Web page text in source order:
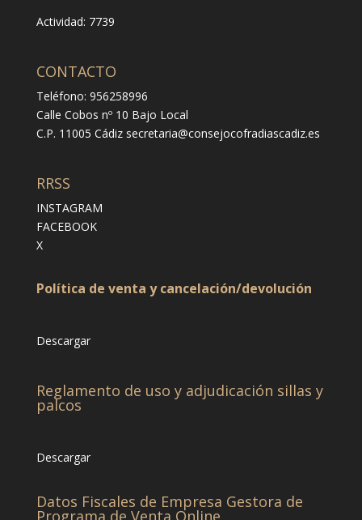
Actividad: 7739
CONTACTO
Teléfono: 956258996
Calle Cobos nº 10 Bajo Local
C.P. 11005 Cádiz secretaria@consejocofradiascadiz.es
RRSS
INSTAGRAM
FACEBOOK
X
Política de venta y cancelación/devolución
Descargar
Reglamento de uso y adjudicación sillas y
palcos
Descargar
Datos Fiscales de Empresa Gestora de
Programa de Venta Online